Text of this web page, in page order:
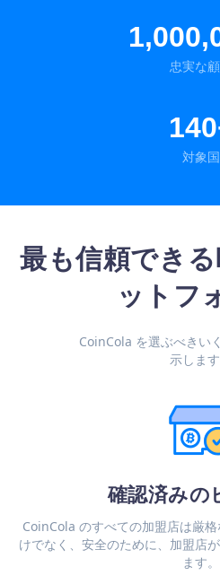
忠実な
対象国
最も信頼でき
ットフ
CoinCola を選ぶべきい
示します
確認済みの
CoinCola のすべての加盟店は厳
けでなく、安全のために、加盟店
ます。